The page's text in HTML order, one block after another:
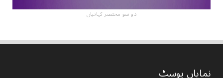
دو سو مختصر کہانیاں
نمایاں پوسٹ